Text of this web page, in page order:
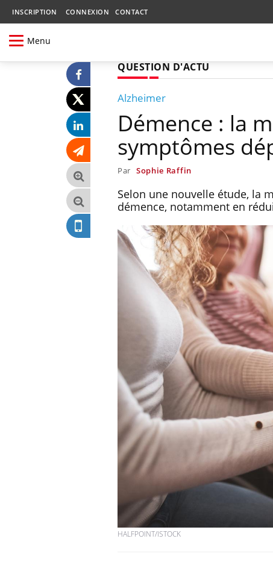
INSCRIPTION CONNEXION CONTACT
Menu
QUESTION D'ACTU
Alzheimer
Démence : la
symptômes
Par Sophie Raffin
Selon une nouvelle étude, la
démence, notamment en
HALFPOINT/ISTOCK
Hantavirus : un cas
détecté chez un touriste
en France
Mortalité infantile : un
rapport s’interroge sur
son taux élevé en France
Grossesse à risque : ce jus
naturel attire l'attention
des chercheurs